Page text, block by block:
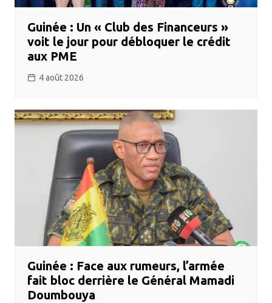
Guinée : Un « Club des Financeurs »
voit le jour pour débloquer le crédit
aux PME
4 août 2026
Guinée : Face aux rumeurs, l’armée
fait bloc derrière le Général Mamadi
Doumbouya